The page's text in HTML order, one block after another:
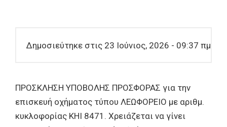
Δημοσιεύτηκε στις 23 Ιούνιος, 2026 - 09:37 πμ
ΠΡΟΣΚΛΗΣΗ ΥΠΟΒΟΛΗΣ ΠΡΟΣΦΟΡΑΣ για την
επισκευή οχήματος τύπου ΛΕΩΦΟΡΕΙΟ με αριθμ.
κυκλοφορίας ΚΗΙ 8471. Χρειάζεται να γίνει